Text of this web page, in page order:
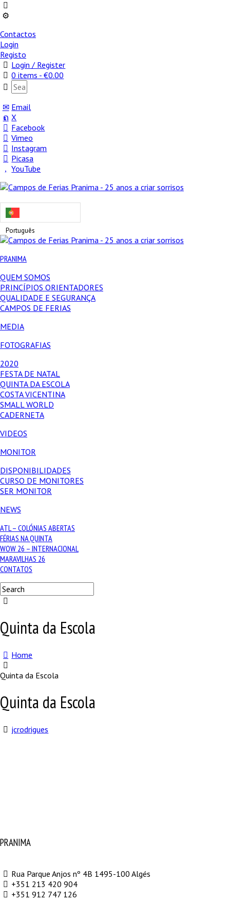
Contactos
Login
Registo
Login / Register
0 items -€0.00
Email
X
Facebook
Vimeo
Instagram
Picasa
YouTube
Português
PRANIMA
QUEM SOMOS
PRINCÍPIOS ORIENTADORES
QUALIDADE E SEGURANÇA
CAMPOS DE FERIAS
MEDIA
FOTOGRAFIAS
2020
FESTA DE NATAL
QUINTA DA ESCOLA
COSTA VICENTINA
SMALL WORLD
CADERNETA
VIDEOS
MONITOR
DISPONIBILIDADES
CURSO DE MONITORES
SER MONITOR
NEWS
ATL – COLÓNIAS ABERTAS
FÉRIAS NA QUINTA
WOW 26 – INTERNACIONAL
MARAVILHAS 26
CONTATOS
Quinta da Escola
Home
Quinta da Escola
Quinta da Escola
jcrodrigues
PRANIMA
Rua Parque Anjos nº 4B 1495-100 Algés
+351 213 420 904
+351 912 747 126